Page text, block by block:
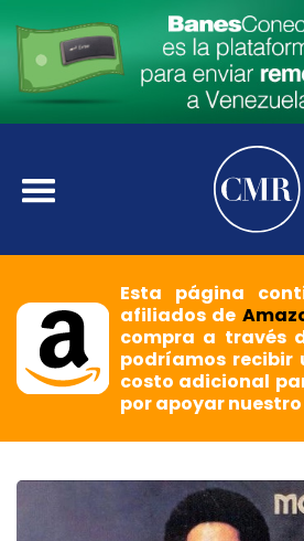
Esta página
afiliados de
compra a través
podríamos recibir
costo adicional
por apoyar